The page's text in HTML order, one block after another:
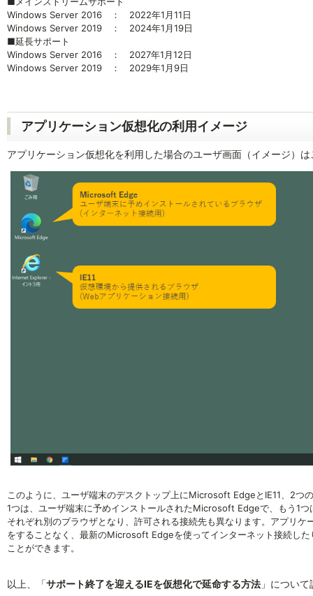
Windows Server 2016 ： 2022年1月11日
Windows Server 2019 ： 2024年1月19日
■延長サポート
Windows Server 2016 ： 2027年1月12日
Windows Server 2019 ： 2029年1月9日
アプリケーション仮想化の利用イメージ
アプリケーション仮想化を利用した場合のユーザ画面（イメージ）
このように、ユーザ端末のデスクトップ上にMicrosoft EdgeとIE11、2つ
1つは、ユーザ端末に予めインストールされたMicrosoft Edgeで、もう1つ
それぞれ別のブラウザとなり、許可される接続先も異なります。アプリ
をすることなく、最新のMicrosoft Edgeを使ってインターネット接続し
ことができます。
以上、「サポート終了を迎えるIEを仮想化で延命する方法 」につい